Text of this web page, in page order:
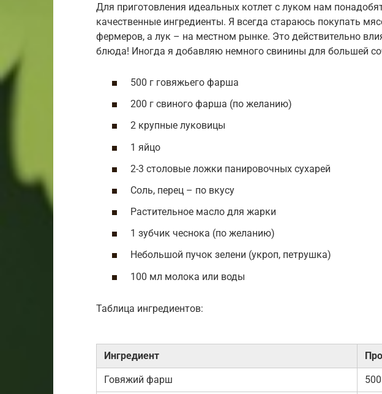
Для приготовления идеальных котлет с луком нам
качественные ингредиенты. Я всегда стараюсь покупать
фермеров, а лук – на местном рынке. Это действительно
блюда! Иногда я добавляю немного свинины для большей
500 г говяжьего фарша
200 г свиного фарша (по желанию)
2 крупные луковицы
1 яйцо
2-3 столовые ложки панировочных сухарей
Соль, перец – по вкусу
Растительное масло для жарки
1 зубчик чеснока (по желанию)
Небольшой пучок зелени (укроп, петрушка)
100 мл молока или воды
Таблица ингредиентов:
Ингредиент
Говяжий фарш